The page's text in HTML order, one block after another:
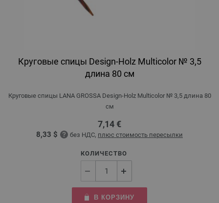
Круговые спицы Design-Holz Multicolor № 3,5
длина 80 см
Круговые спицы LANA GROSSA Design-Holz Multicolor № 3,5 длина 80
см
7,14 €
8,33 $ без НДС, плюс стоимость пересылки
КОЛИЧЕСТВО
В КОРЗИНУ